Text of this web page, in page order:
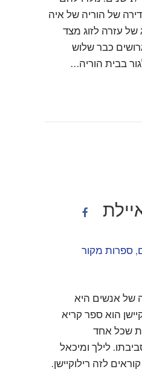
של הוריה של איה
של עזרה לזוג מצד
כבר שלוש
בבית הוריה…
, ספרות מקור
של אנשים היא
הוא ספר קריא
שכל אחד
לילך ומיכאל
לזה רילוקיישן.